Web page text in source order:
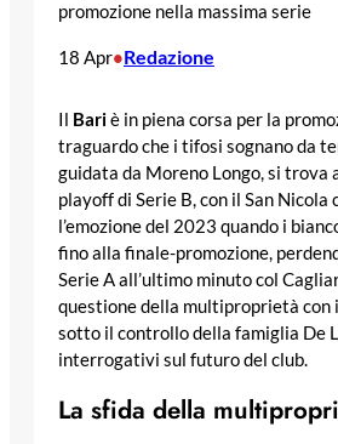
promozione nella massima serie
18 Apr•Redazione
Il Bariè in piena corsa per la
traguardo che i tifosi sognano da
guidata da Moreno Longo, si trova
playoff di Serie B, con il San Nicola
l’emozione del 2023 quando i
fino alla finale-promozione,
Serie A all’ultimo minuto col
questione della multiproprietà con
sotto il controllo della famiglia De
interrogativi sul futuro del club.
La sfida della